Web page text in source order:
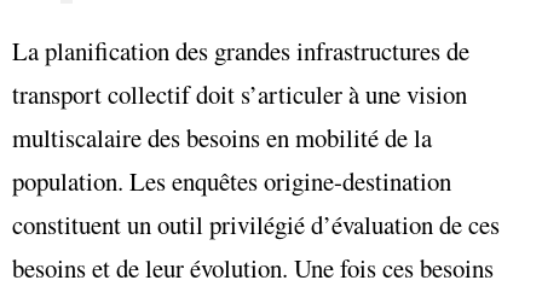
La planification des grandes infrastructures de
transport collectif doit s’articuler à une vision
multiscalaire des besoins en mobilité de la
population. Les enquêtes origine-destination
constituent un outil privilégié d’évaluation de ces
besoins et de leur évolution. Une fois ces besoins